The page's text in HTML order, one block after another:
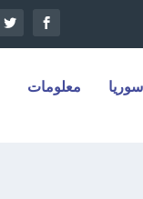
معلومات